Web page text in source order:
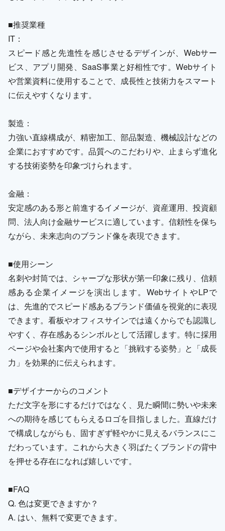
■推奨業種
IT：
スピード感と先進性を感じさせるデザインが、Webサー
ビス、アプリ開発、SaaS事業と好相性です。Webサイト
や営業資料に使用することで、成長性と技術力をスマート
に伝えやすくなります。
製造：
力強い直線構成が、精密加工、部品製造、機械設計などの
企業におすすめです。品質へのこだわりや、止まらず進化
する技術姿勢を印象づけられます。
金融：
安定感のある形と前進するイメージが、資産運用、投資顧
問、法人向け金融サービスに適しています。信頼性を保ち
ながら、未来志向のブランド像を表現できます。
■使用シーン
名刺や封筒では、シャープな形状が第一印象に残り、信頼
感ある企業イメージを演出します。WebサイトやLPで
は、先進的でスピード感あるブランド価値を視覚的に表現
できます。看板やオフィスサインでは遠くからでも認識し
やすく、存在感あるシンボルとして活躍します。特に採用
ページや会社案内で使用すると「挑戦する姿勢」と「成長
力」を効果的に伝えられます。
■デザイナーからのコメント
ただ文字を形にするだけではなく、見た瞬間に勢いや未来
への期待を感じてもらえるロゴを目指しました。直線だけ
で構成しながらも、固すぎず軽やかに見えるバランスにこ
だわっています。これから大きく羽ばたくブランドの背中
を押せる存在になれば嬉しいです。
■FAQ
Q. 色は変更できますか？
A. はい、無料で変更できます。